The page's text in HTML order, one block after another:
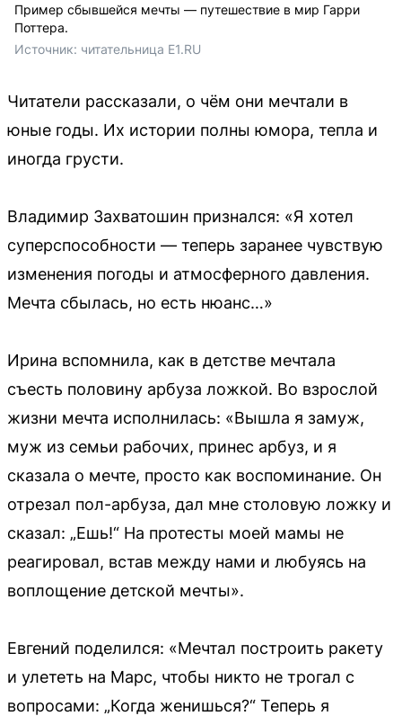
Пример сбывшейся мечты — путешествие в мир Гарри
Поттера.
Источник: читательница E1.RU
Читатели рассказали, о чём они мечтали в
юные годы. Их истории полны юмора, тепла и
иногда грусти.
Владимир Захватошин признался: «Я хотел
суперспособности — теперь заранее чувствую
изменения погоды и атмосферного давления.
Мечта сбылась, но есть нюанс…»
Ирина вспомнила, как в детстве мечтала
съесть половину арбуза ложкой. Во взрослой
жизни мечта исполнилась: «Вышла я замуж,
муж из семьи рабочих, принес арбуз, и я
сказала о мечте, просто как воспоминание. Он
отрезал пол-арбуза, дал мне столовую ложку и
сказал: „Ешь!“ На протесты моей мамы не
реагировал, встав между нами и любуясь на
воплощение детской мечты».
Евгений поделился: «Мечтал построить ракету
и улететь на Марс, чтобы никто не трогал с
вопросами: „Когда женишься?“ Теперь я